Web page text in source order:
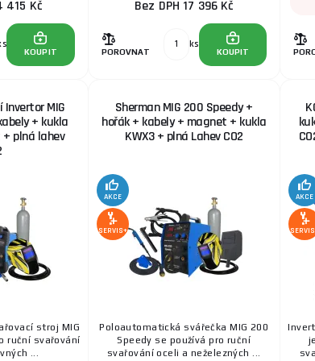
Držák elektrod 200 A GW
Elektroda nerez OK 63.30, Ø 1,6mm/1ks
OK 63.30 Druh rutil-kyselý obal OK 63.30 je
316LSi TIG 1,6mm svařovací drát
Prodáváno po 1 kuse! TIG svařovací drát
19Cr10Ni3Mo s velmi nízkým obsahem
Krycí zorník vnější KWX820: Rozměry: 133 x
415 Kč
KOUPIT
Bez DPH 17 396 Kč
POROVNAT
ks
KOUPIT
Invertor MIG
+ kukla
+ plná lahev
stroj MIG
ruční svařování
...
Sherman MIG 200 Speedy +
hořák + kabely + magnet + kukla
KWX3 + plná Lahev CO2
AKCE
SERVIS+
Poloautomatická svářečka MIG 200
Speedy se používá pro ruční
svařování oceli a neželezných ...
AKCE